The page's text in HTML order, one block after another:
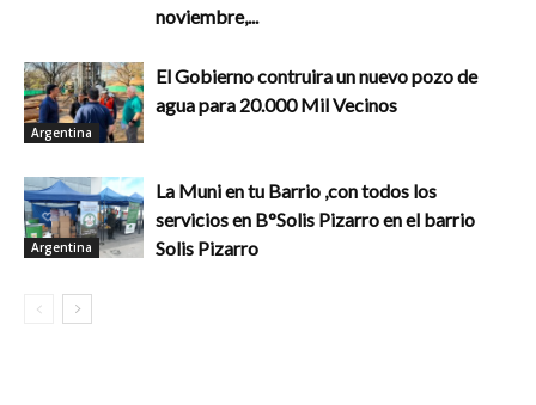
noviembre,...
Argentina
El Gobierno contruira un nuevo pozo de
agua para 20.000 Mil Vecinos
Argentina
La Muni en tu Barrio ,con todos los
servicios en B°Solis Pizarro en el barrio
Solis Pizarro